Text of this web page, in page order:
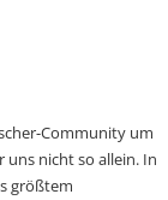
Community um
uns nicht so allein. In
größtem